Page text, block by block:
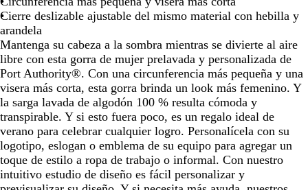
n
t
e
n
s
o
Cierre deslizable ajustable del mismo material con hebilla y
arandela
Mantenga su cabeza a la sombra mientras se divierte al aire
libre con esta gorra de mujer prelavada y personalizada de
Port Authority®. Con una circunferencia más pequeña y una
visera más corta, esta gorra brinda un look más femenino. Y
la sarga lavada de algodón 100 % resulta cómoda y
transpirable. Y si esto fuera poco, es un regalo ideal de
verano para celebrar cualquier logro. Personalícela con su
logotipo, eslogan o emblema de su equipo para agregar un
toque de estilo a ropa de trabajo o informal. Con nuestro
intuitivo estudio de diseño es fácil personalizar y